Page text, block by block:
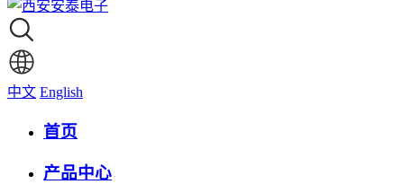
中文 English
首页
产品中心